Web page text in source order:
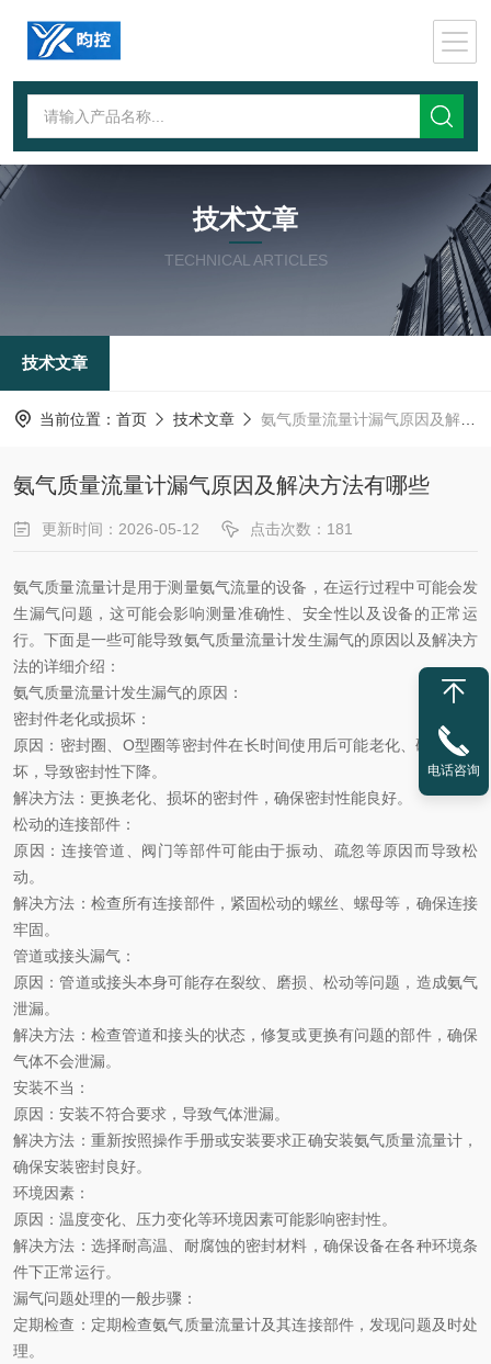
技术文章
TECHNICAL ARTICLES
技术文章
当前位置： 首页 技术文章 氨气质量流量计漏气原因及解决方法有哪些
氨气质量流量计漏气原因及解决方法有哪些
更新时间：2026-05-12 点击次数：181
氨气质量流量计是用于测量氨气流量的设备，在运行过程中可能会发
生漏气问题，这可能会影响测量准确性、安全性以及设备的正常运
行。下面是一些可能导致氨气质量流量计发生漏气的原因以及解决方
法的详细介绍：
氨气质量流量计发生漏气的原因：
密封件老化或损坏：
原因：密封圈、O型圈等密封件在长时间使用后可能老化、硬化或损
坏，导致密封性下降。
解决方法：更换老化、损坏的密封件，确保密封性能良好。
松动的连接部件：
原因：连接管道、阀门等部件可能由于振动、疏忽等原因而导致松
动。
解决方法：检查所有连接部件，紧固松动的螺丝、螺母等，确保连接
牢固。
管道或接头漏气：
原因：管道或接头本身可能存在裂纹、磨损、松动等问题，造成氨气
泄漏。
解决方法：检查管道和接头的状态，修复或更换有问题的部件，确保
气体不会泄漏。
安装不当：
原因：安装不符合要求，导致气体泄漏。
解决方法：重新按照操作手册或安装要求正确安装氨气质量流量计，
确保安装密封良好。
环境因素：
原因：温度变化、压力变化等环境因素可能影响密封性。
解决方法：选择耐高温、耐腐蚀的密封材料，确保设备在各种环境条
件下正常运行。
漏气问题处理的一般步骤：
定期检查：定期检查氨气质量流量计及其连接部件，发现问题及时处
理。
电话咨询